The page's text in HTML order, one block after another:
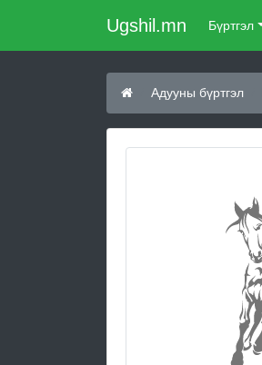
Ugshil.mn Бүртгэл
Адууны бүртгэл